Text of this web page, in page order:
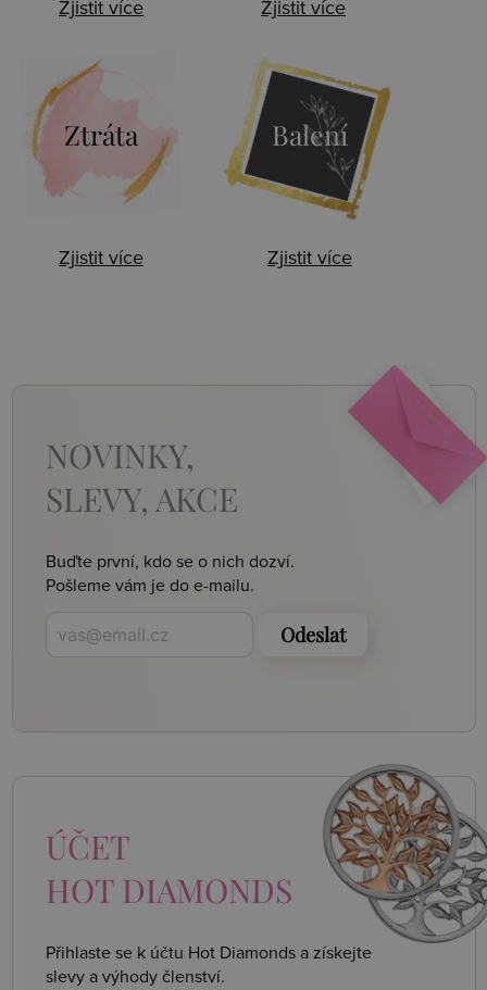
Zjistit více Zjistit více
Ztráta
Zjistit více
Balení
Zjistit více
NOVINKY,
SLEVY, AKCE
Buďte první, kdo se o nich dozví.
Pošleme vám je do e-mailu.
Odeslat
ÚČET
HOT DIAMONDS
Přihlaste se k účtu Hot Diamonds a získejte
slevy a výhody členství.